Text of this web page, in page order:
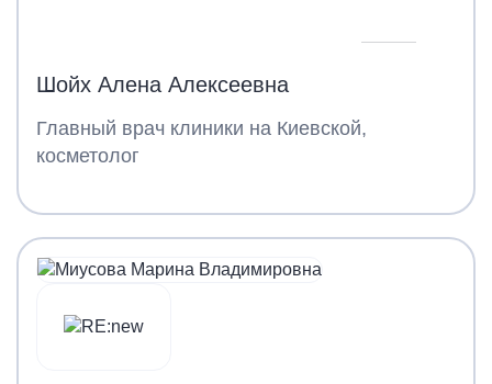
Шойх Алена Алексеевна
Главный врач клиники на Киевской,
косметолог